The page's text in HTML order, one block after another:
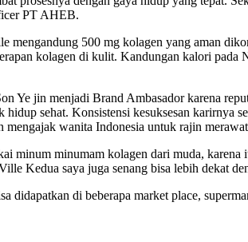
PT AHEB.
mengandung 500 mg kolagen yang aman
kolagen di kulit. Kandungan kalori
Ye jin menjadi Brand Ambasador karena
hidup sehat. Konsistensi kesuksesan karirnya
wanita Indonesia untuk rajin
minum minumam kolagen dari muda,
Kedua saya juga senang bisa lebih dekat
didapatkan di beberapa market place,